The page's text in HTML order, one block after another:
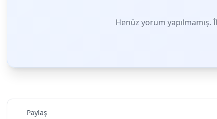
Henüz yorum yapılmamış.
Paylaş